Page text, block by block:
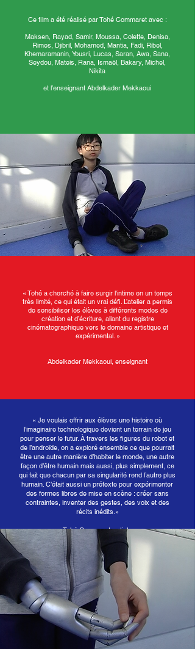
Ce film a été réalisé par Tohé Commaret avec :
Maksen, Rayad, Samir, Moussa, Colette, Denisa,
Rimes, Djibril, Mohamed, Mantia, Fadi, Ribel,
Khemaramanin, Yousri, Lucas, Saran, Awa, Sana,
Seydou, Mateis, Rana, Ismaël, Bakary, Michel,
Nikita
et l’enseignant Abdelkader Mekkaoui
« Tohé a cherché à faire surgir l'intime en un temps
très limité, ce qui était un vrai défi. L’atelier a permis
de sensibiliser les élèves à différents modes de
création et d’écriture, allant du registre
cinématographique vers le domaine artistique et
expérimental. »
Abdelkader Mekkaoui, enseignant
« Je voulais offrir aux élèves une histoire où
l’imaginaire technologique devient un terrain de jeu
pour penser le futur. À travers les figures du robot et
de l’androïde, on a exploré ensemble ce que pourrait
être une autre manière d’habiter le monde, une autre
façon d’être humain mais aussi, plus simplement, ce
qui fait que chacun par sa singularité rend l’autre plus
humain. C’était aussi un prétexte pour expérimenter
des formes libres de mise en scène : créer sans
contraintes, inventer des gestes, des voix et des
récits inédits.»
Tohé Commaret, artiste